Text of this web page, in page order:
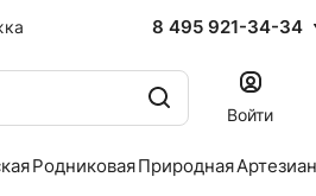
8 495 921-34-34
Войти
РодниковаяПриродная